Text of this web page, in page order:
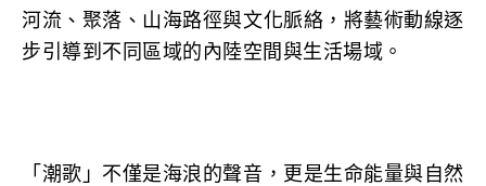
河流、聚落、山海路徑與文化脈絡，將藝術動線逐
步引導到不同區域的內陸空間與生活場域。
「潮歌」不僅是海浪的聲音，更是生命能量與自然